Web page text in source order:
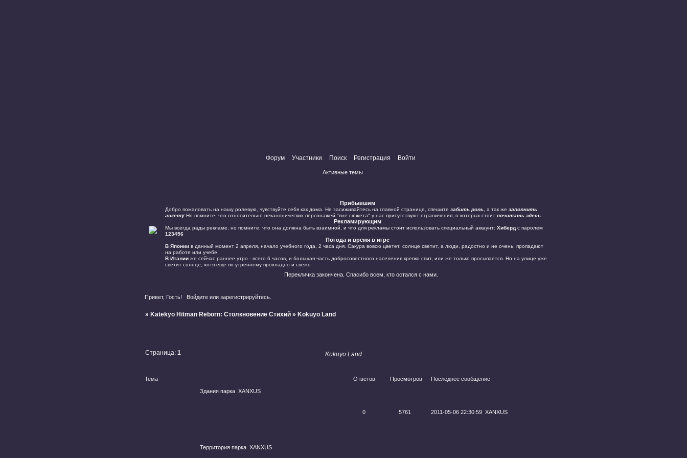
Форум Участники Поиск Регистрация Войти
Активные темы
Прибывшим
Добро пожаловать на нашу ролевую, чувствуйте себя как дома. Не засиживайтесь на главной странице, спешите забить роль , а так же заполнить
анкету .Но помните, что относительно неканонических персонажей "вне сюжета" у нас присутствуют ограничения, о которых стоит почитать здесь.
Рекламирующим
Мы всегда рады рекламе, но помните, что она должна быть взаимной, и что для рекламы стоит использовать специальный аккаунт: Хиберд с паролем
123456
Погода и время в игре
В Японии в данный момент 2 апреля, начало учебного года, 2 часа дня. Сакура вовсю цветет, солнце светит, а люди, радостно и не очень, пропадают
на работе или учебе.
В Италии же сейчас раннее утро - всего 6 часов, и большая часть добросовестного населения крепко спит, или же только просыпается. Но на улице уже
светит солнце, хотя ещё по-утреннему прохладно и свежо
Перекличка закончена. Спасибо всем, кто остался с нами.
Привет, Гость! Войдитеили зарегистрируйтесь.
» Katekyo Hitman Reborn: Столкновение Стихий » Kokuyo Land
Kokuyo Land
Страница:1
Тема Ответов Просмотров
Последнее сообщение
Здания парка XANXUS
0 5761 2011-05-06 22:30:59 XANXUS
Территория парка XANXUS